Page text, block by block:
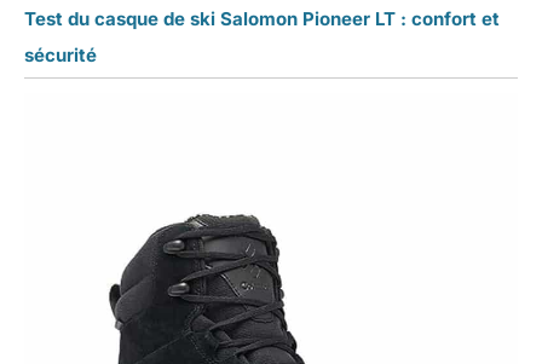
Test du casque de ski Salomon Pioneer LT : confort et
sécurité